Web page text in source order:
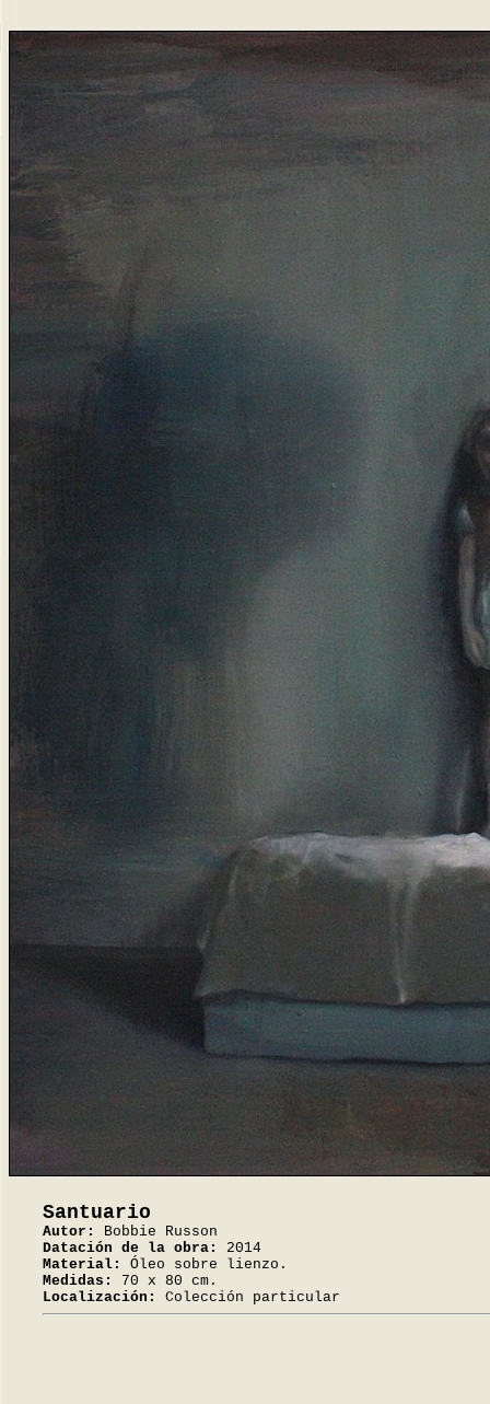
Santuario
Autor:
Bobbie Russon
Datación de la obra:
2014
Material:
Óleo sobre lienzo.
Medidas:
70 x 80 cm.
Localización:
Colección particular